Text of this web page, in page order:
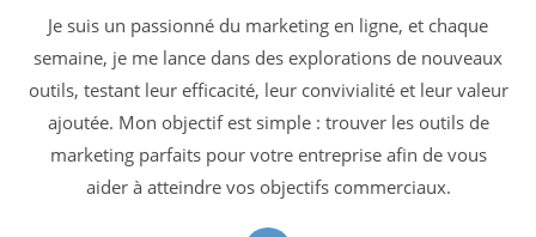
Je suis un passionné du marketing en ligne, et chaque
semaine, je me lance dans des explorations de nouveaux
outils, testant leur efficacité, leur convivialité et leur valeur
ajoutée. Mon objectif est simple : trouver les outils de
marketing parfaits pour votre entreprise afin de vous
aider à atteindre vos objectifs commerciaux.